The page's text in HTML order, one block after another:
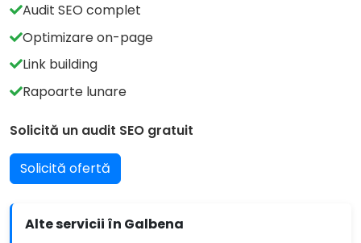
Audit SEO complet
Optimizare on-page
Link building
Rapoarte lunare
Solicită un audit SEO gratuit
Solicită ofertă
Alte servicii în Galbena